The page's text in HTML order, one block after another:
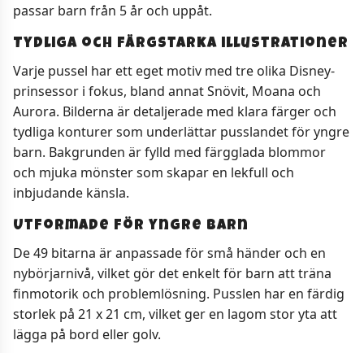
passar barn från 5 år och uppåt.
Tydliga och färgstarka illustrationer
Varje pussel har ett eget motiv med tre olika Disney-
prinsessor i fokus, bland annat Snövit, Moana och
Aurora. Bilderna är detaljerade med klara färger och
tydliga konturer som underlättar pusslandet för yngre
barn. Bakgrunden är fylld med färgglada blommor
och mjuka mönster som skapar en lekfull och
inbjudande känsla.
Utformade för yngre barn
De 49 bitarna är anpassade för små händer och en
nybörjarnivå, vilket gör det enkelt för barn att träna
finmotorik och problemlösning. Pusslen har en färdig
storlek på 21 x 21 cm, vilket ger en lagom stor yta att
lägga på bord eller golv.